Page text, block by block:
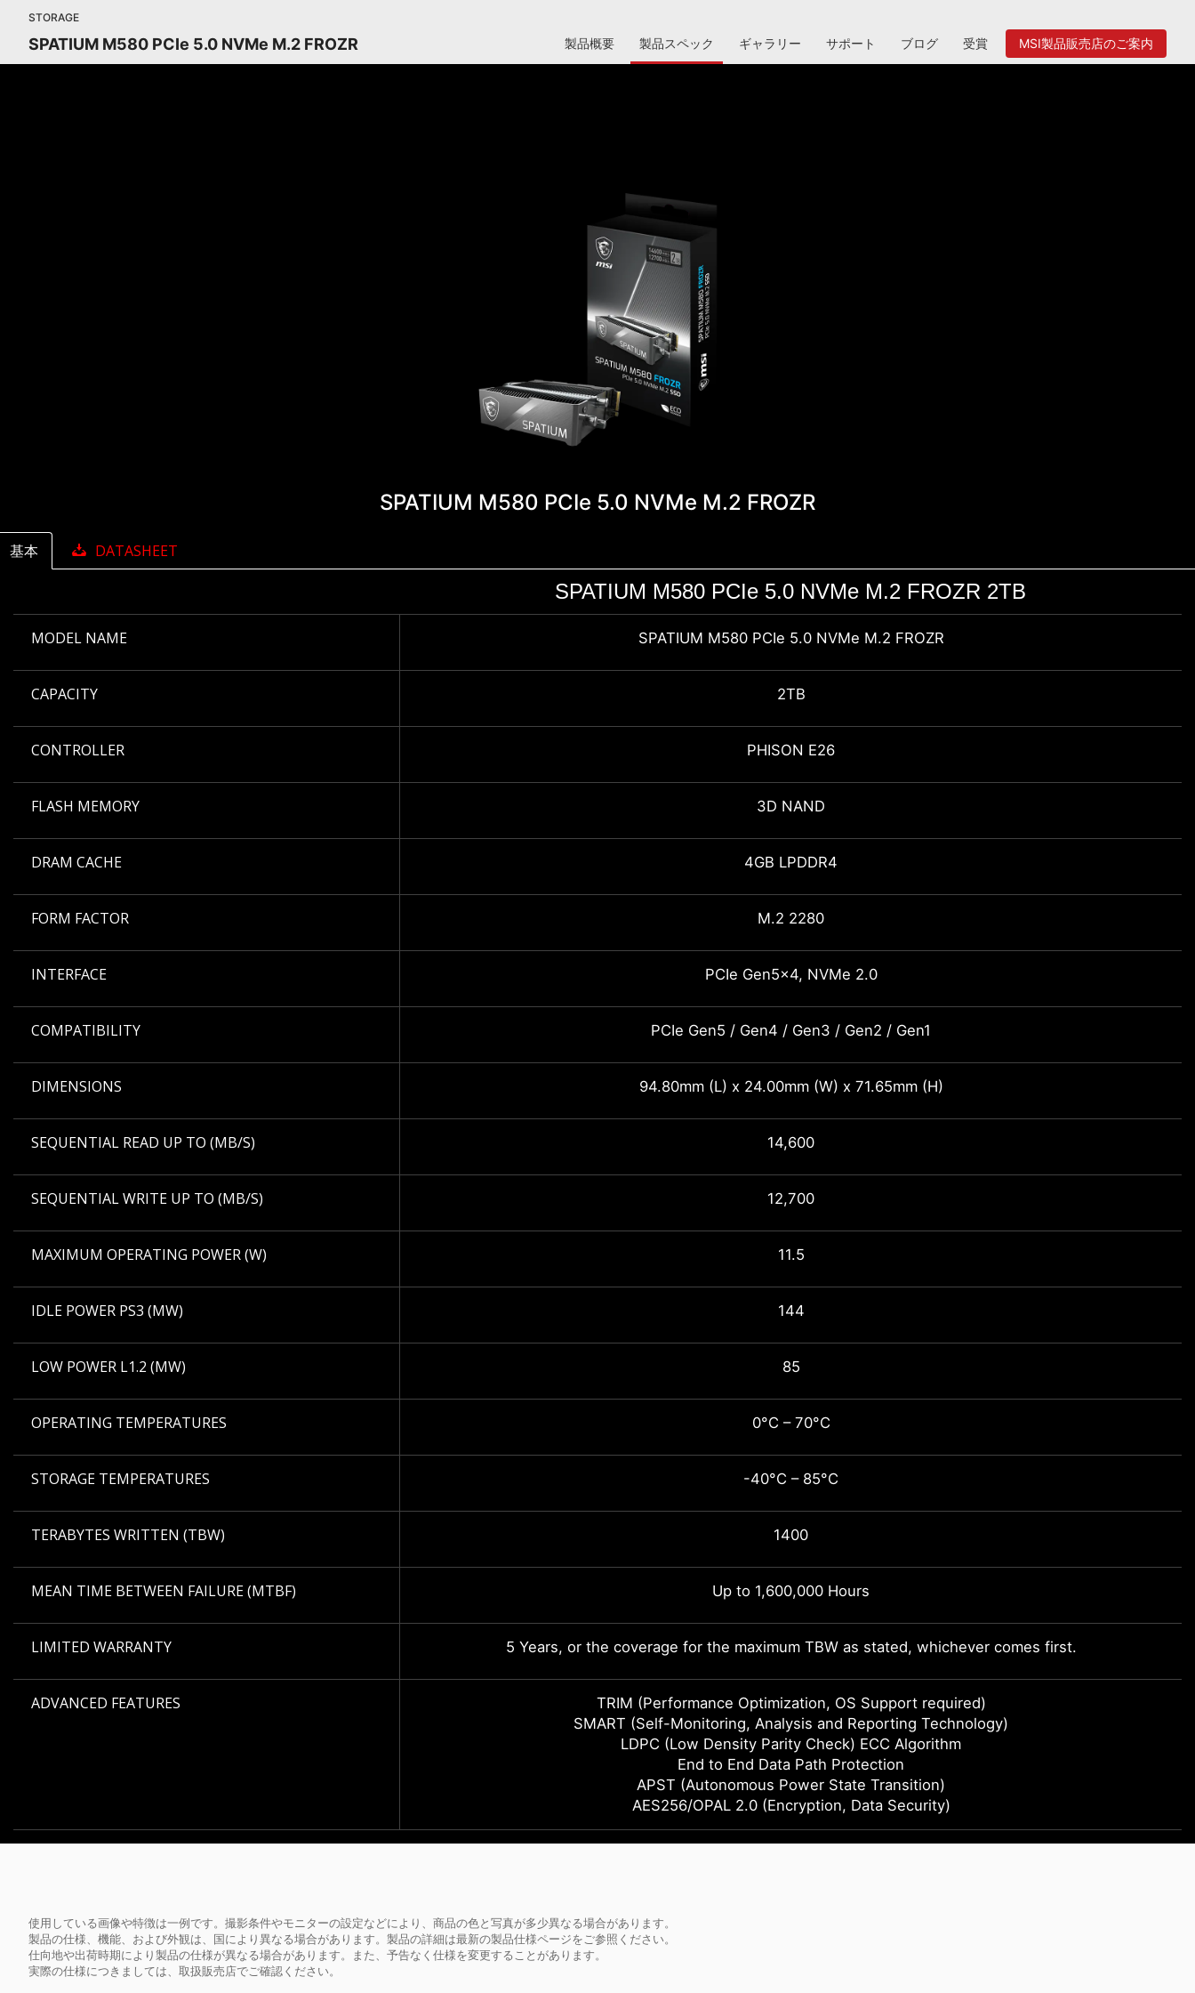
STORAGE
SPATIUM M580 PCIe 5.0 NVMe M.2 FROZR 製品概要 製品スペック ギャラリー サポート ブログ 受賞 MSI製品販売店のご案内
SPATIUM M580 PCIe 5.0 NVMe M.2 FROZR
基本 DATASHEET
SPATIUM M580 PCIe 5.0 NVMe M.2 FROZR 2TB
MODEL NAME SPATIUM M580 PCIe 5.0 NVMe M.2 FROZR
CAPACITY 2TB
CONTROLLER PHISON E26
FLASH MEMORY 3D NAND
DRAM CACHE 4GB LPDDR4
FORM FACTOR M.2 2280
INTERFACE PCIe Gen5x4, NVMe 2.0
COMPATIBILITY PCIe Gen5 / Gen4 / Gen3 / Gen2 / Gen1
DIMENSIONS 94.80mm (L) x 24.00mm (W) x 71.65mm (H)
SEQUENTIAL READ UP TO (MB/S) 14,600
SEQUENTIAL WRITE UP TO (MB/S) 12,700
MAXIMUM OPERATING POWER (W) 11.5
IDLE POWER PS3 (MW) 144
LOW POWER L1.2 (MW) 85
OPERATING TEMPERATURES 0°C – 70°C
STORAGE TEMPERATURES -40°C – 85°C
TERABYTES WRITTEN (TBW) 1400
MEAN TIME BETWEEN FAILURE (MTBF) Up to 1,600,000 Hours
LIMITED WARRANTY 5 Years, or the coverage for the maximum TBW as stated, whichever comes first.
ADVANCED FEATURES
TRIM (Performance Optimization, OS Support required)
SMART (Self-Monitoring, Analysis and Reporting Technology)
LDPC (Low Density Parity Check) ECC Algorithm
End to End Data Path Protection
APST (Autonomous Power State Transition)
AES256/OPAL 2.0 (Encryption, Data Security)
使用している画像や特徴は一例です。撮影条件やモニターの設定などにより、商品の色と写真が多少異なる場合があります。
製品の仕様、機能、および外観は、国により異なる場合があります。製品の詳細は最新の製品仕様ページをご参照ください。
仕向地や出荷時期により製品の仕様が異なる場合があります。また、予告なく仕様を変更することがあります。
実際の仕様につきましては、取扱販売店でご確認ください。